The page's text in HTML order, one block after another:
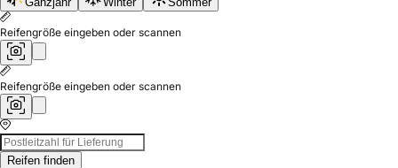
Reifengröße eingeben oder scannen
Reifengröße eingeben oder scannen
Reifen finden